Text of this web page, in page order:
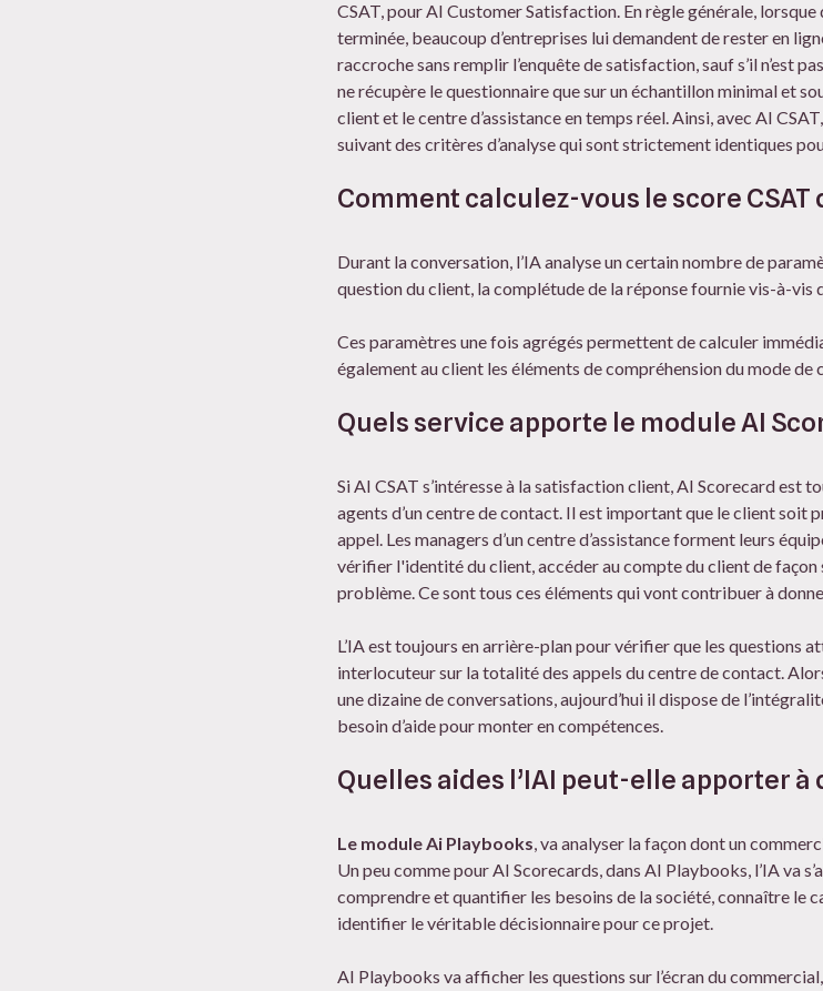
CSAT, pour AI Customer Satisfaction. En règle générale,
terminée, beaucoup d’entreprises lui demandent de rester en
raccroche sans remplir l’enquête de satisfaction, sauf s’il n’est
ne récupère le questionnaire que sur un échantillon minimal et
client et le centre d’assistance en temps réel. Ainsi, avec AI
suivant des critères d’analyse qui sont strictement identiques
Comment calculez-vous le score CSAT
Durant la conversation, l’IA analyse un certain nombre de
question du client, la complétude de la réponse fournie vis-à-vis
Ces paramètres une fois agrégés permettent de calculer
également au client les éléments de compréhension du mode de
Quels service apporte le module AI
Si AI CSAT s’intéresse à la satisfaction client, AI Scorecard est
agents d’un centre de contact. Il est important que le client soit
appel. Les managers d’un centre d’assistance forment leurs
vérifier l'identité du client, accéder au compte du client de
problème. Ce sont tous ces éléments qui vont contribuer à
L’IA est toujours en arrière-plan pour vérifier que les questions
interlocuteur sur la totalité des appels du centre de contact.
une dizaine de conversations, aujourd’hui il dispose de
besoin d’aide pour monter en compétences.
Quelles aides l’IAI peut-elle apporter
Le module Ai Playbooks, va analyser la façon dont un
Un peu comme pour AI Scorecards, dans AI Playbooks, l’IA va
comprendre et quantifier les besoins de la société, connaître le
identifier le véritable décisionnaire pour ce projet.
AI Playbooks va afficher les questions sur l’écran du